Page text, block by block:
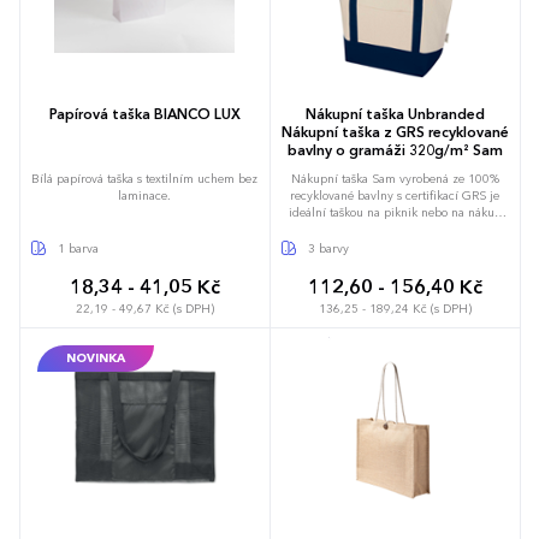
Papírová taška BIANCO LUX
Bílá papírová taška s textilním uchem bez
laminace.
1 barva
18,34 - 41,05 Kč
22,19 - 49,67 Kč (s DPH)
Nákupní taška Unbranded
Nákupní taška z GRS recyklované
bavlny o gramáži 320g/m² Sam
Nákupní taška Sam vyrobená ze 100%
recyklované bavlny s certifikací GRS je
ideální taškou na piknik nebo na nákup
je taška pevná, má dlouhou životnost a
nošení těžkých předmětů v hlavní
přihrádce. Metody tisku na tuto tašku jsou
také certifikovány GRS, což zajišťuje, že je
30 cm. Nosnost až 10 kg. Objemová
kapacita: 15 litrů. Vyrobeno v Indii.
3 barvy
112,60 - 156,40 Kč
136,25 - 189,24 Kč (s DPH)
NOVINKA